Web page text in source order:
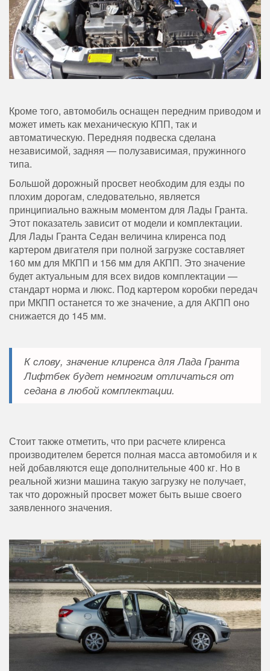
Кроме того, автомобиль оснащен передним приводом и
может иметь как механическую КПП, так и
автоматическую. Передняя подвеска сделана
независимой, задняя — полузависимая, пружинного
типа.
Большой дорожный просвет необходим для езды по
плохим дорогам, следовательно, является
принципиально важным моментом для Лады Гранта.
Этот показатель зависит от модели и комплектации.
Для Лады Гранта Седан величина клиренса под
картером двигателя при полной загрузке составляет
160 мм для МКПП и 156 мм для АКПП. Это значение
будет актуальным для всех видов комплектации —
стандарт норма и люкс. Под картером коробки передач
при МКПП останется то же значение, а для АКПП оно
снижается до 145 мм.
К слову, значение клиренса для Лада Гранта
Лифтбек будет немногим отличаться от
седана в любой комплектации.
Стоит также отметить, что при расчете клиренса
производителем берется полная масса автомобиля и к
ней добавляются еще дополнительные 400 кг. Но в
реальной жизни машина такую загрузку не получает,
так что дорожный просвет может быть выше своего
заявленного значения.